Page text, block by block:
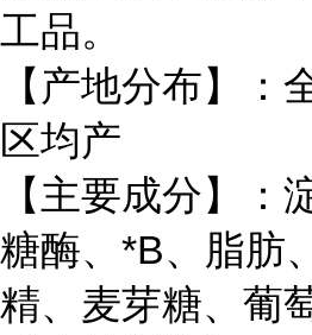
工品。
【产地分布】：
区均产
【主要成分】：
糖酶、*B、脂肪
精、麦芽糖、葡